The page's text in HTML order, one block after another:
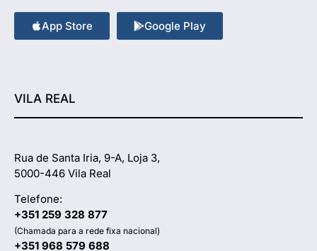
App Store Google Play
VILA REAL
Rua de Santa Iria, 9-A, Loja 3,
5000-446 Vila Real
Telefone:
+351 259 328 877
(Chamada para a rede fixa nacional)
+351 968 579 688